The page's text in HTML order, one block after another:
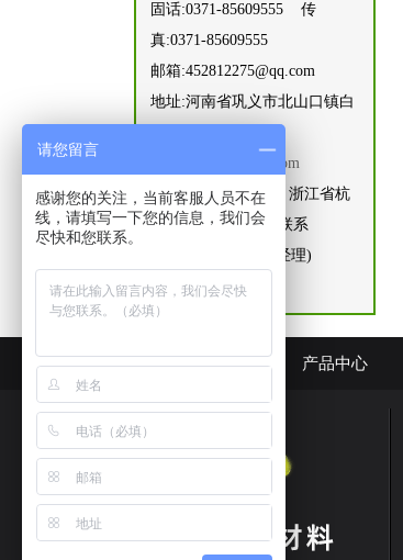
固话:0371-85609555 传
真:0371-85609555
邮箱:452812275@qq.com
地址:河南省巩义市北山口镇白
www.hnhbscl.com
住浙江办事处地址，浙江省杭
州市富阳区大源镇 联系
人:15168443480(刘经理)
网站首页 产品中心
请您留言
感谢您的关注，当前客服人员不在
线，请填写一下您的信息，我们会
尽快和您联系。